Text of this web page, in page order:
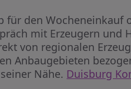
den Wocheneinkauf
mit Erzeugern und
von regionalen
Anbaugebieten
Nähe. Duisburg